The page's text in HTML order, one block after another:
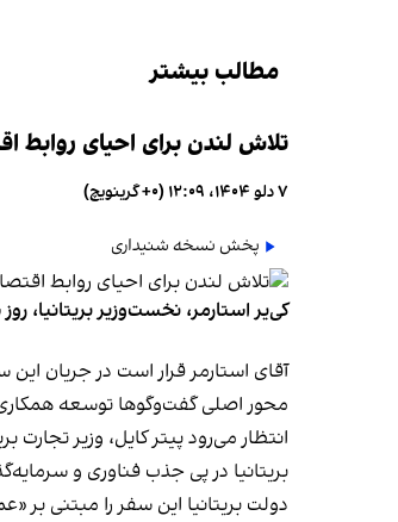
مطالب بیشتر
تلاش لندن برای احیای روابط
۷ دلو ۱۴۰۴، ۱۲:۰۹ (‎+۰ گرینویچ)
پخش نسخه شنیداری
کی‌یر استارمر، نخست‌وزیر بریتانیا، روز سه‌شنبه، ۷ دلو برای نخستین سفر رسمی راهی چین می‌شود. این نخستین سفر یک رهبر
آقای استارمر قرار است در جریان
محور اصلی گفت‌وگوها توسعه
انتظار می‌رود پیتر کایل، وزیر تجارت
بریتانیا در پی جذب فناوری و
دولت بریتانیا این سفر را مبتنی